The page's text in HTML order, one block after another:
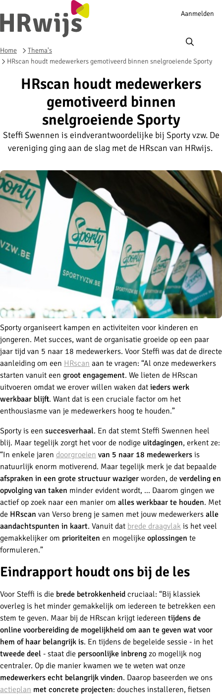
Account
Aanmelden
Home
Thema's
HRscan houdt medewerkers gemotiveerd binnen snelgroeiende Sporty
HRscan houdt medewerkers
gemotiveerd binnen
snelgroeiende Sporty
Steffi Swennen is eindverantwoordelijke bij Sporty vzw. De
vereniging ging aan de slag met de HRscan van HRwijs.
Sporty organiseert kampen en activiteiten voor kinderen en
jongeren. Met succes, want de organisatie groeide op een paar
jaar tijd van 5 naar 18 medewerkers. Voor Steffi was dat de directe
aanleiding om een HRscan aan te vragen: “Al onze medewerkers
starten vanuit een groot engagement. We lieten de HRscan
uitvoeren omdat we erover willen waken dat ieders werk
werkbaar blijft. Want dat is een cruciale factor om het
enthousiasme van je medewerkers hoog te houden.”
Sporty is een succesverhaal. En dat stemt Steffi Swennen heel
blij. Maar tegelijk zorgt het voor de nodige uitdagingen, erkent ze:
“In enkele jaren doorgroeien van 5 naar 18 medewerkers is
natuurlijk enorm motiverend. Maar tegelijk merk je dat bepaalde
afspraken in een grote structuur waziger worden, de verdeling en
opvolging van taken minder evident wordt, ... Daarom gingen we
actief op zoek naar een manier om alles werkbaar te houden. Met
de HRscan van Verso breng je samen met jouw medewerkers alle
aandachtspunten in kaart. Vanuit dat brede draagvlak is het veel
gemakkelijker om prioriteiten en mogelijke oplossingen te
formuleren.”
Eindrapport houdt ons bij de les
Voor Steffi is die brede betrokkenheid cruciaal: “Bij klassiek
overleg is het minder gemakkelijk om iedereen te betrekken een
stem te geven. Maar bij de HRscan krijgt iedereen tijdens de
online voorbereiding de mogelijkheid om aan te geven wat voor
hem of haar belangrijk is. En tijdens de begeleide sessie - in het
tweede deel - staat die persoonlijke inbreng zo mogelijk nog
centraler. Op die manier kwamen we te weten wat onze
medewerkers echt belangrijk vinden. Daarop baseerden we ons
actieplan met concrete projecten: douches installeren, fietsen